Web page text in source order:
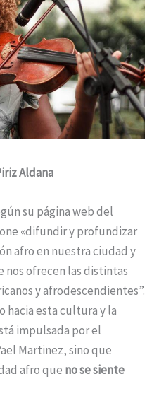
Aldana
su página web del
«difundir y profundizar
afro en nuestra ciudad y
ofrecen las distintas
y afrodescendientes”.
hacia esta cultura y la
impulsada por el
Martinez, sino que
afro que no se siente